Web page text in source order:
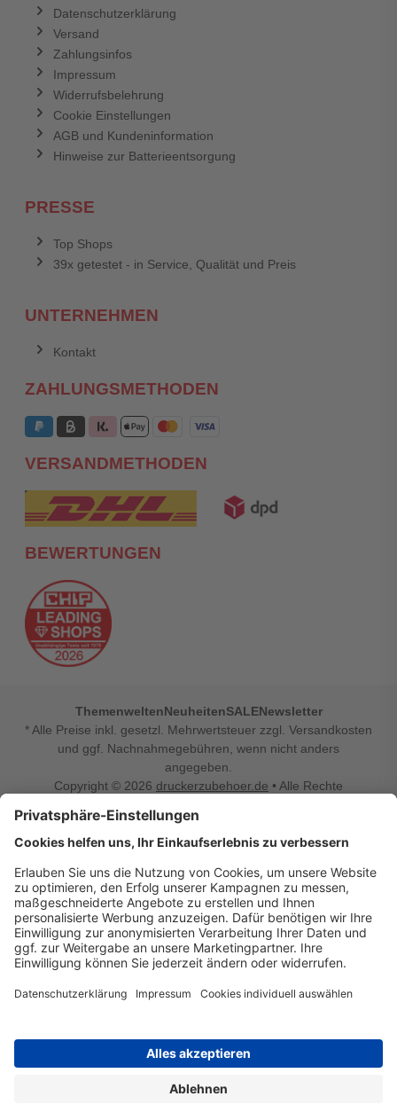
Datenschutzerklärung
Versand
Zahlungsinfos
Impressum
Widerrufsbelehrung
Cookie Einstellungen
AGB und Kundeninformation
Hinweise zur Batterieentsorgung
PRESSE
Top Shops
39x getestet - in Service, Qualität und Preis
UNTERNEHMEN
Kontakt
ZAHLUNGSMETHODEN
VERSANDMETHODEN
BEWERTUNGEN
ThemenweltenNeuheitenSALENewsletter
* Alle Preise inkl. gesetzl. Mehrwertsteuer zzgl. Versandkosten
und ggf. Nachnahmegebühren, wenn nicht anders
angegeben.
Copyright © 2026 druckerzubehoer.de • Alle Rechte
Vertrag widerrufen
Druckerzubehoer.de – preiswerte Qualität für Ihr Office
Sie sind auf der Suche nach dem passenden Druckerzubehör
oder Zubehör für das Büro, den Computer oder Ihr
Smartphone? Dann sind Sie bei Druckerzubehoer.de genau
richtig! Unser breites Sortiment bietet unter anderem Tinte
und Toner für alle gängigen Druckermodelle – großer sowie
kleiner Hersteller. Zugleich sind wir Ihr Online Fachhandel für
einrichten, die Werkstatt ausstatten oder den Alltag mit
was Ihren Arbeitsplatz noch komfortabler macht, finden Sie
bei uns auch Bastelspaß, Schulbedarf, Beleuchtung,
für die ganze Familie. Entdecken Sie günstige Angebote und